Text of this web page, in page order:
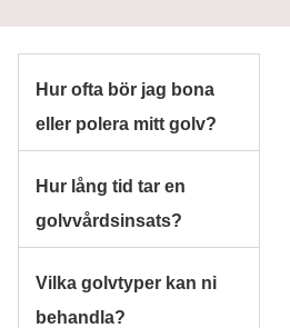
Hur ofta bör jag bona
eller polera mitt golv?
Hur lång tid tar en
golvvårdsinsats?
Vilka golvtyper kan ni
behandla?